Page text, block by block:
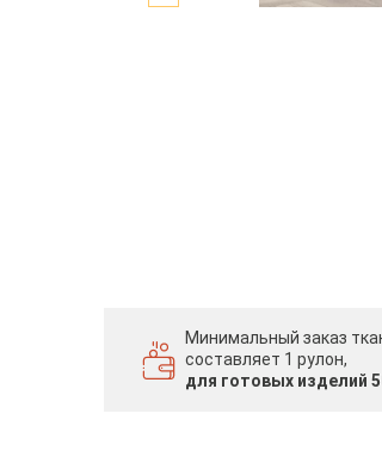
Минимальный заказ
составляет 1 рулон,
для готовых изделий